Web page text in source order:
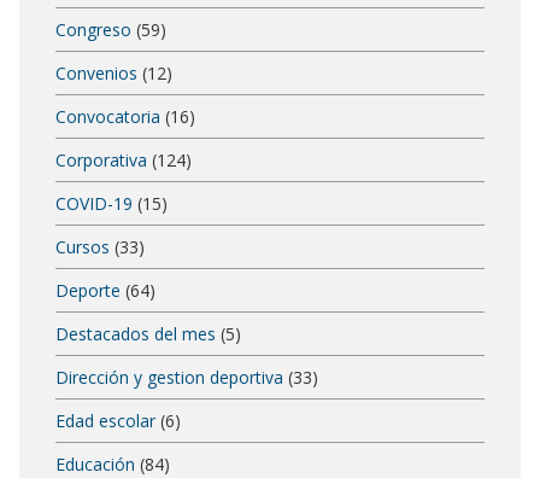
Congreso (59)
Convenios (12)
Convocatoria (16)
Corporativa (124)
COVID-19 (15)
Cursos (33)
Deporte (64)
Destacados del mes (5)
Dirección y gestion deportiva (33)
Edad escolar (6)
Educación (84)